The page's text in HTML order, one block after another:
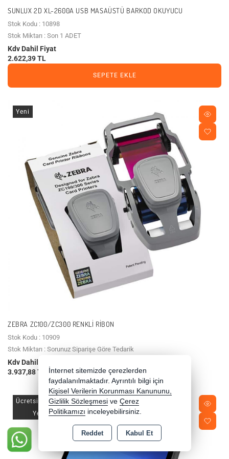
SUNLUX 2D XL-2600A USB MASAÜSTÜ BARKOD OKUYUCU
Stok Kodu : 10898
Stok Miktarı : Son 1 ADET
Kdv Dahil Fiyat
2.622,39 TL
SEPETE EKLE
Yeni
ZEBRA ZC100/ZC300 RENKLI RIBON
Stok Kodu : 10909
Stok Miktarı : Sorunuz Siparişe Göre Tedarik
Kdv Dahil Fiyat
3.937,88 TL
Ücretsiz Kargo
Yeni
İnternet sitemizde çerezlerden
faydalanılmaktadır. Ayrıntılı bilgi için
Kişisel Verilerin Korunması Kanununu,
Gizlilik Sözleşmesi ve Çerez
Politikamızı inceleyebilirsiniz.
Reddet Kabul Et